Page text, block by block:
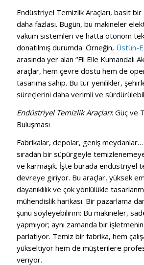
Endüstriyel Temizlik Araçları, basit
daha fazlası. Bugün, bu makineler
vakum sistemleri ve hatta otonom
donatılmış durumda. Örneğin, Üstün-
arasında yer alan “Fil Elle Kumandalı
araçlar, hem çevre dostu hem de
tasarıma sahip. Bu tür yenilikler,
süreçlerini daha verimli ve
Endüstriyel Temizlik Araçları: Güç ve
Buluşması
Fabrikalar, depolar, geniş meydanlar…
sıradan bir süpürgeyle
ve karmaşık. İşte burada endüstriyel
devreye giriyor. Bu araçlar, yüksek
dayanıklılık ve çok yönlülükle
mühendislik harikası. Bir pazarlama
şunu söyleyebilirim: Bu makineler,
yapmıyor; aynı zamanda bir işletmenin
parlatıyor. Temiz bir fabrika, hem
yükseltiyor hem de müşterilere
veriyor.